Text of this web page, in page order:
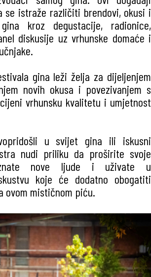
se istraže različiti brendovi, okusi i
kroz degustacije, radionice,
diskusije uz vrhunske domaće i
gina leži želja za dijeljenjem
novih okusa i povezivanjem s
vrhunsku kvalitetu i umjetnost
u svijet gina ili iskusni
nudi priliku da proširite svoje
nove ljude i uživate u
koje će dodatno obogatiti
ovom mističnom piću.